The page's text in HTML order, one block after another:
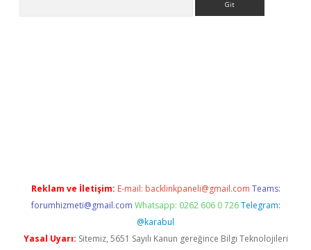
Reklam ve İletişim: E-mail: backlinkpaneli@gmail.com Teams:
forumhizmeti@gmail.com Whatsapp: 0262 606 0 726 Telegram:
@karabul
Yasal Uyarı: Sitemiz, 5651 Sayılı Kanun gereğince Bilgi Teknolojileri